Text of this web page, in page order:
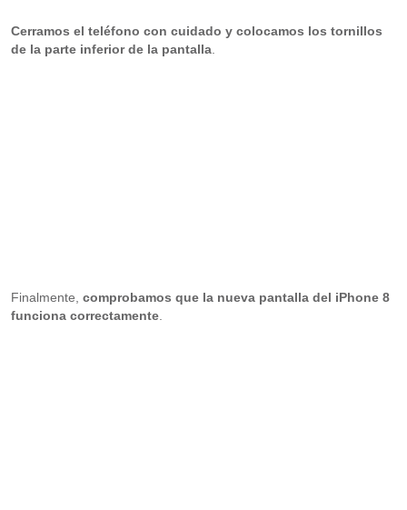
Cerramos el teléfono con cuidado y colocamos los tornillos
de la parte inferior de la pantalla.
Finalmente, comprobamos que la nueva pantalla del iPhone 8
funciona correctamente.